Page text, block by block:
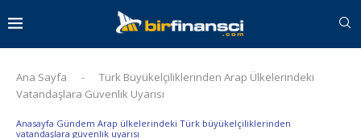
Ana Sayfa -
Türk Büyükelçiliklerinden Arap Ülkelerindeki
Vatandaşlara Güvenlik Uyarısı
Anasayfa Gündem Arap ülkelerindeki Türk büyükelçiliklerinden
vatandaşlara güvenlik uyarısı